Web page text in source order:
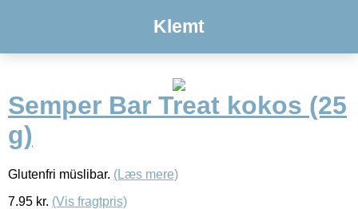
Klemt
Semper Bar Treat kokos (25
g)
Glutenfri müslibar. (Læs mere)
7.95 kr. (Vis fragtpris)